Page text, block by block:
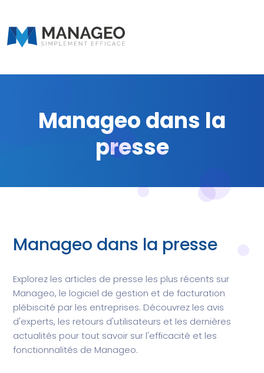
Manageo dans la
presse
Manageo dans la presse
Explorez les articles de presse les plus récents sur
Manageo, le logiciel de gestion et de facturation
plébiscité par les entreprises. Découvrez les avis
d'experts, les retours d'utilisateurs et les dernières
actualités pour tout savoir sur l'efficacité et les
fonctionnalités de Manageo.